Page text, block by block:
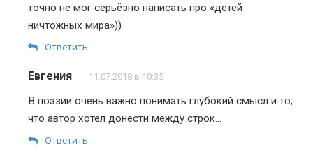
точно не мог серьёзно написать про «детей
ничтожных мира»))
Ответить
Евгения 11.07.2018 в 10:35
В поэзии очень важно понимать глубокий смысл и то,
что автор хотел донести между строк…
Ответить